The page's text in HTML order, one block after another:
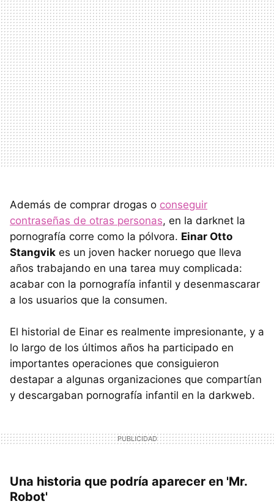
Además de comprar drogas o conseguir
contraseñas de otras personas, en la darknet la
pornografía corre como la pólvora. Einar Otto
Stangvik es un joven hacker noruego que lleva
años trabajando en una tarea muy complicada:
acabar con la pornografía infantil y desenmascarar
a los usuarios que la consumen.
El historial de Einar es realmente impresionante, y a
lo largo de los últimos años ha participado en
importantes operaciones que consiguieron
destapar a algunas organizaciones que compartían
y descargaban pornografía infantil en la darkweb.
Una historia que podría aparecer en 'Mr.
Robot'